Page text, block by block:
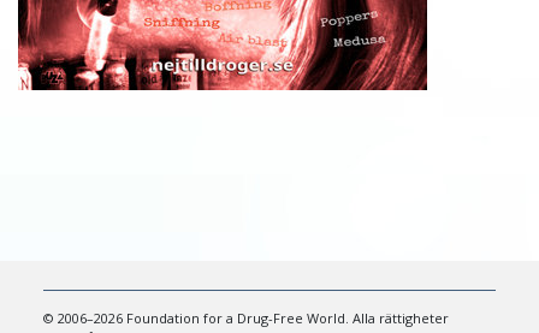
© 2006–2026 Foundation for a Drug-Free World. Alla rättigheter